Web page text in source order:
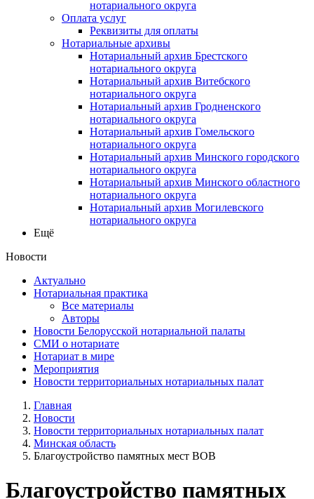
нотариального округа
Оплата услуг
Реквизиты для оплаты
Нотариальные архивы
Нотариальный архив Брестского
нотариального округа
Нотариальный архив Витебского
нотариального округа
Нотариальный архив Гродненского
нотариального округа
Нотариальный архив Гомельского
нотариального округа
Нотариальный архив Минского городского
нотариального округа
Нотариальный архив Минского областного
нотариального округа
Нотариальный архив Могилевского
нотариального округа
Ещё
Новости
Актуально
Нотариальная практика
Все материалы
Авторы
Новости Белорусской нотариальной палаты
СМИ о нотариате
Нотариат в мире
Мероприятия
Новости территориальных нотариальных палат
Главная
Новости
Новости территориальных нотариальных палат
Минская область
Благоустройство памятных мест ВОВ
Благоустройство памятных